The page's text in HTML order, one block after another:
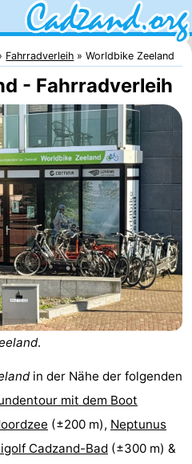
Fahrradverleih Worldbike Zeeland
- Fahrradverleih
.
in der Nähe der folgenden
mit dem Boot
(±200 m), Neptunus
Cadzand-Bad (±300 m) &